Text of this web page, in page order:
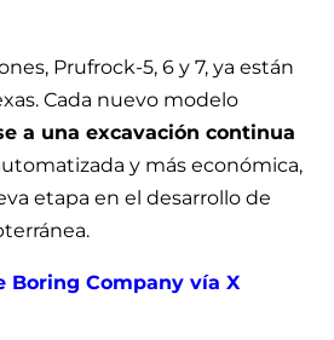
Prufrock-5, 6 y 7, ya están
Cada nuevo modelo
a una excavación continua
y más económica,
etapa en el desarrollo de
Boring Company vía X